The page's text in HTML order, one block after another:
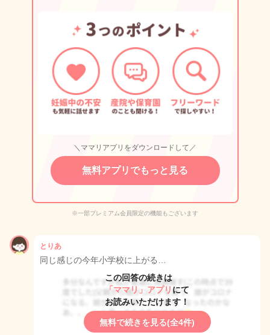
＼ママリアプリをダウンロードして／
無料アプリでもっと見る
※一部プレミアム会員限定の機能もございます
とりあ
同じ感じの今年小学校に上がる…
この回答の続きは
「ママリ」アプリ にて
お読みいただけます！
無料で続きを見る(全4件)